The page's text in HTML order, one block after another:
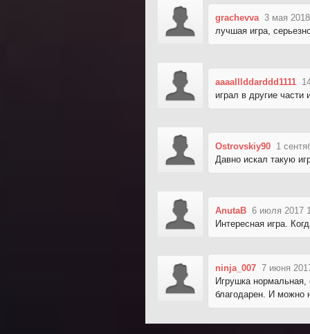
grachevva 3 мая
лучшая игра,
aaaalllddarddd1111
играл в другие
Ostrovskiy90 1
Давно искал такую
AnutaB 6 июля 2017
Интересная игра.
ninja_007 7 июня
Игрушка
благодарен. И можно